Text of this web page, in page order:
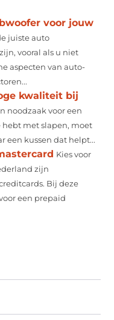
voor jouw
juiste auto
vooral als u niet
aspecten van auto-
kwaliteit bij
noodzaak voor een
hebt met slapen, moet
een kussen dat helpt...
Kies voor
zijn
Bij deze
een prepaid